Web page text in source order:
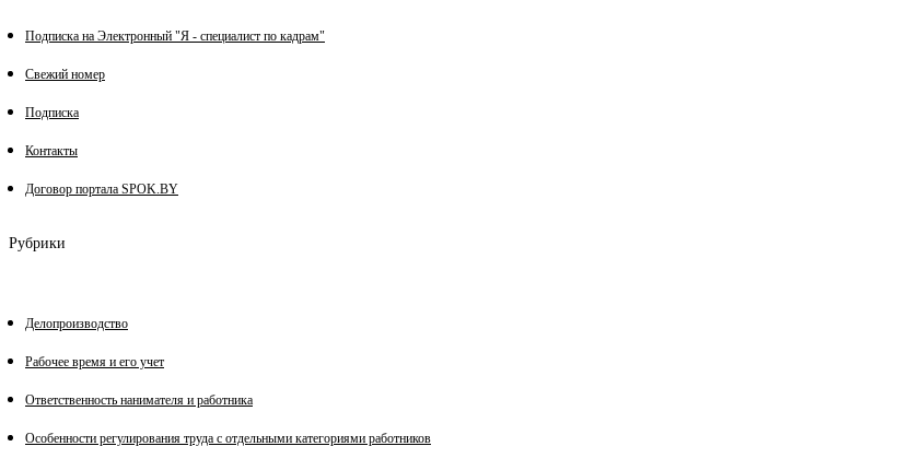
Подписка на Электронный "Я - специалист по кадрам"
Свежий номер
Подписка
Контакты
Договор портала SPOK.BY
Рубрики
Делопроизводство
Рабочее время и его учет
Ответственность нанимателя и работника
Особенности регулирования труда с отдельными категориями работников